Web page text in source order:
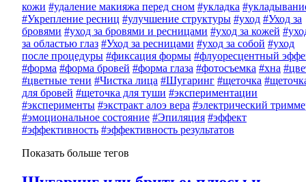
кожи #удаление макияжа перед сном #укладка
#Укрепление ресниц #улучшение структуры #уход #Уход за
бровями #уход за бровями и ресницами #уход за кожей
за областью глаз #Уход за ресницами #уход за собой #уход
после процедуры #фиксация формы #флуоресцентный
#форма #форма бровей #форма глаза #фотосъемка #хна
#цветные тени #Чистка лица #Шугаринг #щеточка
для бровей #щеточка для туши #экспериментации
#эксперименты #экстракт алоэ вера #электрический
#эмоциональное состояние #Эпиляция #эффект
#эффективность #эффективность результатов
Показать больше тегов